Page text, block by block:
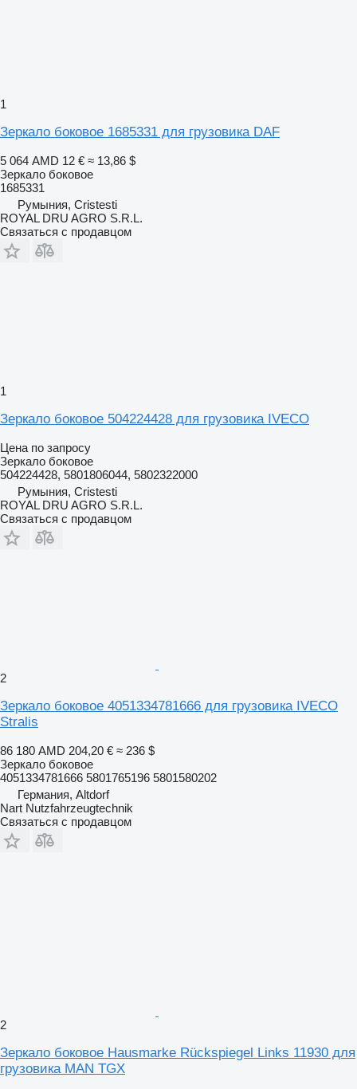
1
Зеркало боковое 1685331 для грузовика DAF
5 064 AMD 12 € ≈ 13,86 $
Зеркало боковое
1685331
Румыния, Cristesti
ROYAL DRU AGRO S.R.L.
Связаться с продавцом
1
Зеркало боковое 504224428 для грузовика IVECO
Цена по запросу
Зеркало боковое
504224428, 5801806044, 5802322000
Румыния, Cristesti
ROYAL DRU AGRO S.R.L.
Связаться с продавцом
2
Зеркало боковое 4051334781666 для грузовика IVECO
Stralis
86 180 AMD 204,20 € ≈ 236 $
Зеркало боковое
4051334781666 5801765196 5801580202
Германия, Altdorf
Nart Nutzfahrzeugtechnik
Связаться с продавцом
2
Зеркало боковое Hausmarke Rückspiegel Links 11930 для
грузовика MAN TGX